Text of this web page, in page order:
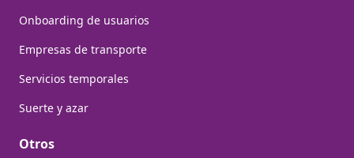
Onboarding de usuarios
Empresas de transporte
Servicios temporales
Suerte y azar
Otros